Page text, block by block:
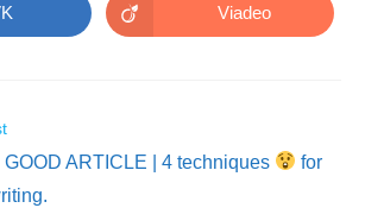
new
window
Opens
in
Viadeo
ARTICLE | 4 techniques
for